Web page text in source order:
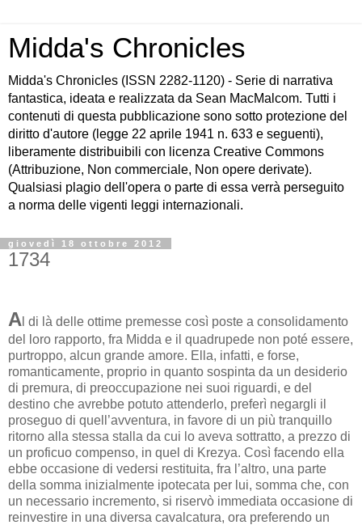
Midda's Chronicles
Midda's Chronicles (ISSN 2282-1120) - Serie di narrativa
fantastica, ideata e realizzata da Sean MacMalcom. Tutti i
contenuti di questa pubblicazione sono sotto protezione del
diritto d'autore (legge 22 aprile 1941 n. 633 e seguenti),
liberamente distribuibili con licenza Creative Commons
(Attribuzione, Non commerciale, Non opere derivate).
Qualsiasi plagio dell'opera o parte di essa verrà perseguito
a norma delle vigenti leggi internazionali.
giovedì 18 ottobre 2012
1734
A l di là delle ottime premesse così poste a consolidamento
del loro rapporto, fra Midda e il quadrupede non poté essere,
purtroppo, alcun grande amore. Ella, infatti, e forse,
romanticamente, proprio in quanto sospinta da un desiderio
di premura, di preoccupazione nei suoi riguardi, e del
destino che avrebbe potuto attenderlo, preferì negargli il
proseguo di quell’avventura, in favore di un più tranquillo
ritorno alla stessa stalla da cui lo aveva sottratto, a prezzo di
un proficuo compenso, in quel di Krezya. Così facendo ella
ebbe occasione di vedersi restituita, fra l’altro, una parte
della somma inizialmente ipotecata per lui, somma che, con
un necessario incremento, si riservò immediata occasione di
reinvestire in una diversa cavalcatura, ora preferendo un